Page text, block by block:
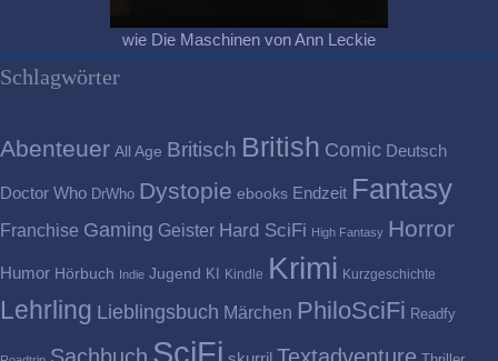
wie Die Maschinen von Ann Leckie
Schlagwörter
Abenteuer All Age Britisch British Comic Deutsch
Doctor Who DrWho Dystopie ebooks Endzeit Fantasy
Franchise Gaming Geister Hard SciFi High Fantasy Horror
Humor Hörbuch Indie Jugend KI Kindle Krimi Kurzgeschichte
Lehrling Lieblingsbuch Märchen PhiloSciFi Readfy
SciFi